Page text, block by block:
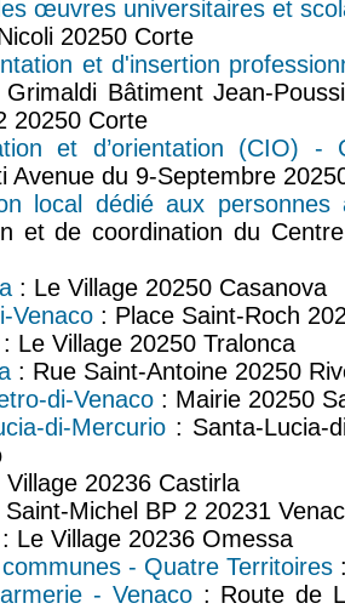
œuvres universitaires et
20250 Corte
et d'insertion
Bâtiment Jean-
20250 Corte
et d’orientation (CIO) -
Avenue du 9-Septembre
local dédié aux
et de coordination du
: Le Village 20250 Casanova
Venaco : Place Saint-Roch
: Le Village 20250 Tralonca
: Rue Saint-Antoine 20250
di-Venaco : Mairie 20250
di-Mercurio : Santa-Lucia-
Village 20236 Castirla
Saint-Michel BP 2 20231
: Le Village 20236 Omessa
- Quatre Territoires
- Venaco: Route de